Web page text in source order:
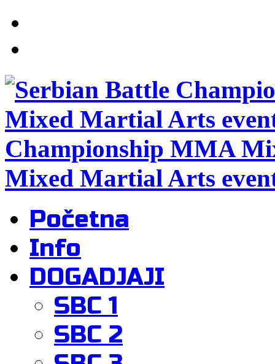
Championship MMA
Mixed Martial Arts
Početna
Info
DOGADJAJI
SBC 1
SBC 2